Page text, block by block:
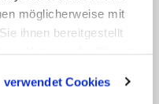
möglicherweise mit
ihnen bereitgestellt
verwendet Cookies
am Sonntag"
wurden
in Höhe